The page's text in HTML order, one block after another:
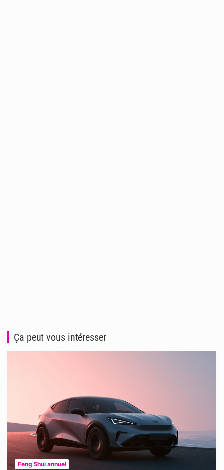
Ça peut vous intéresser
Feng Shui annuel